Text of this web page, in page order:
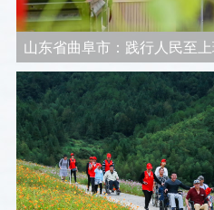
山东省曲阜市：践行人民至